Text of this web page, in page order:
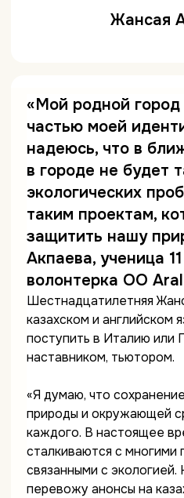
Жансая
«Мой родной город
частью моей
надеюсь, что в
в городе не будет
экологических
таким проектам,
защитить нашу
Акпаева, ученица
волонтерка ОО
Шестнадцатилетняя
казахском и английском
поступить в Италию или
наставником, тьютором.
«Я думаю, что
природы и окружающей
каждого. В настоящее
сталкиваются с многими
связанными с экологией.
перевожу анонсы на